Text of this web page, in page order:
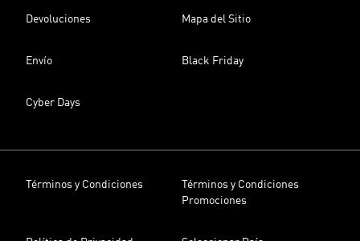
Devoluciones Mapa del Sitio
Envío Black Friday
Cyber Days
Términos y Condiciones
Términos y Condiciones
Promociones